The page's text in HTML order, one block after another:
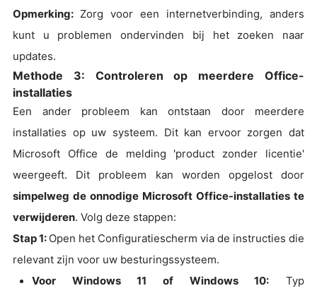
Opmerking: Zorg voor een internetverbinding, anders
kunt u problemen ondervinden bij het zoeken naar
updates.
Methode 3: Controleren op meerdere Office-
installaties
Een ander probleem kan ontstaan door meerdere
installaties op uw systeem. Dit kan ervoor zorgen dat
Microsoft Office de melding 'product zonder licentie'
weergeeft. Dit probleem kan worden opgelost door
simpelweg de onnodige Microsoft Office-installaties te
verwijderen. Volg deze stappen:
Stap 1: Open het Configuratiescherm via de instructies die
relevant zijn voor uw besturingssysteem.
Voor Windows 11 of Windows 10: Typ